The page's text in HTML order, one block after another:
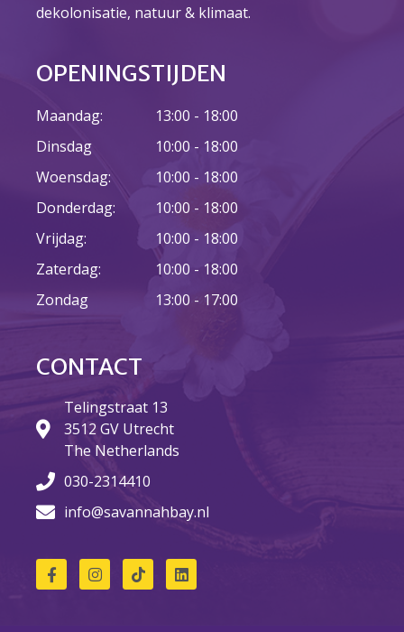
Steun ons
Bestelformulier
Webshop
Sunday
dekolonisatie, natuur & klimaat.
OPENINGSTIJDEN
Maandag:
Dinsdag
Woensdag:
Donderdag:
Vrijdag:
Zaterdag:
Zondag
13:00 - 18:00
10:00 - 18:00
10:00 - 18:00
10:00 - 18:00
10:00 - 18:00
10:00 - 18:00
13:00 - 17:00
CONTACT
Telingstraat 13
3512 GV Utrecht
The Netherlands
030-2314410
info@savannahbay.nl